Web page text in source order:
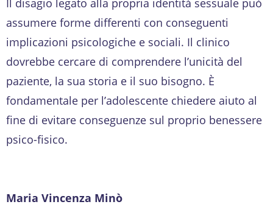
Il disagio legato alla propria identità sessuale può
assumere forme differenti con conseguenti
implicazioni psicologiche e sociali. Il clinico
dovrebbe cercare di comprendere l’unicità del
paziente, la sua storia e il suo bisogno. È
fondamentale per l’adolescente chiedere aiuto al
fine di evitare conseguenze sul proprio benessere
psico-fisico.
Maria Vincenza Minò